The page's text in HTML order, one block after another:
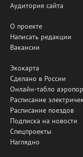
Аудитория сайта
О проекте
Написать редакции
Вакансии
Экокарта
Сделано в России
Онлайн-табло
Расписание электричек
Расписание поездов
Подписка на новости
Спецпроекты
Наглядно